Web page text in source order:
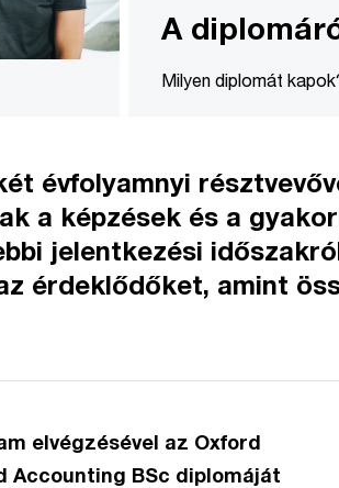
A
Milyen diplomát
évfolyamnyi
a képzések és a
jelentkezési
érdeklődőket, amint
elvégzésével az Oxford
Accounting BSc diplomáját